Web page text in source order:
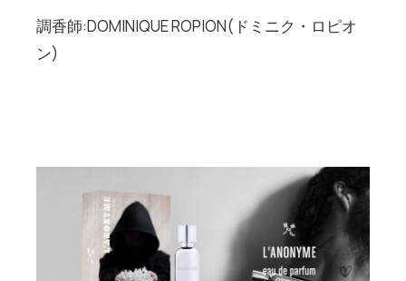
調香師:DOMINIQUE ROPION(ドミニク・ロピオ
ン)